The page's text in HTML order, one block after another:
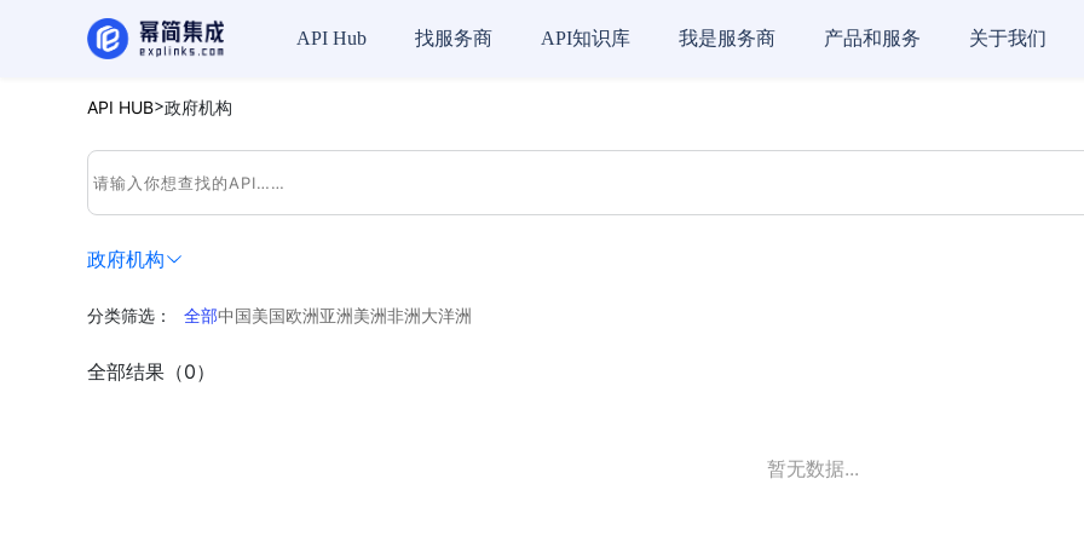
API Hub 找服务商 API知识库 我是服务商 产品和服务 关于我们
API HUB>政府机构
政府机构
分类筛选： 全部中国美国欧洲亚洲美洲非洲大洋洲
全部结果（0）
暂无数据...